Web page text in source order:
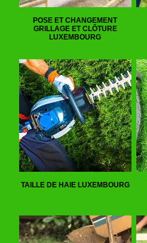
POSE ET CHANGEMENT
GRILLAGE ET CLÔTURE
LUXEMBOURG
TAILLE DE HAIE LUXEMBOURG